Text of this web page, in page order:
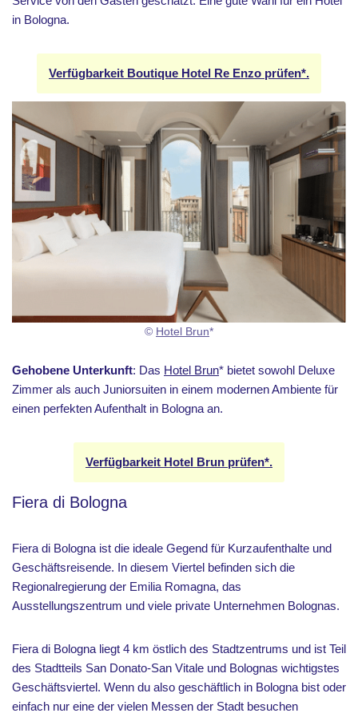
in Bologna.
Verfügbarkeit Boutique Hotel Re Enzo prüfen*.
© Hotel Brun*
Gehobene Unterkunft: Das Hotel Brun* bietet sowohl Deluxe
Zimmer als auch Juniorsuiten in einem modernen Ambiente für
einen perfekten Aufenthalt in Bologna an.
Verfügbarkeit Hotel Brun prüfen*.
Fiera di Bologna
Fiera di Bologna ist die ideale Gegend für Kurzaufenthalte und
Geschäftsreisende. In diesem Viertel befinden sich die
Regionalregierung der Emilia Romagna, das
Ausstellungszentrum und viele private Unternehmen Bolognas.
Fiera di Bologna liegt 4 km östlich des Stadtzentrums und ist Teil
des Stadtteils San Donato-San Vitale und Bolognas wichtigstes
Geschäftsviertel. Wenn du also geschäftlich in Bologna bist oder
einfach nur eine der vielen Messen der Stadt besuchen